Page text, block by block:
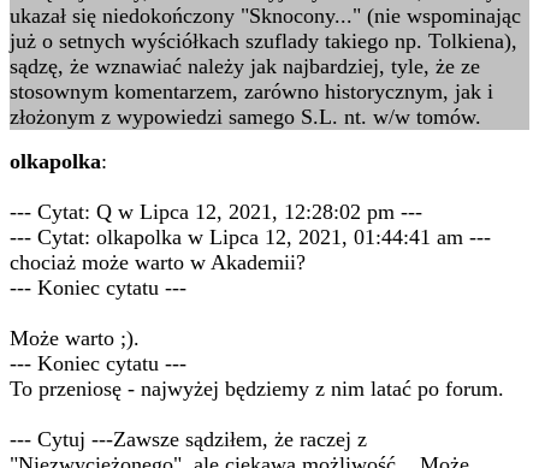
ukazał się niedokończony "Sknocony..." (nie wspominając
już o setnych wyściółkach szuflady takiego np. Tolkiena),
sądzę, że wznawiać należy jak najbardziej, tyle, że ze
stosownym komentarzem, zarówno historycznym, jak i
złożonym z wypowiedzi samego S.L. nt. w/w tomów.
olkapolka:
--- Cytat: Q w Lipca 12, 2021, 12:28:02 pm ---
--- Cytat: olkapolka w Lipca 12, 2021, 01:44:41 am ---
chociaż może warto w Akademii?
--- Koniec cytatu ---
Może warto ;).
--- Koniec cytatu ---
To przeniosę - najwyżej będziemy z nim latać po forum.
--- Cytuj ---Zawsze sądziłem, że raczej z